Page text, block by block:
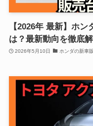
【2026年 最新】ホ
は？最新動向を徹底解
2026年5月10日 ホンダの新車